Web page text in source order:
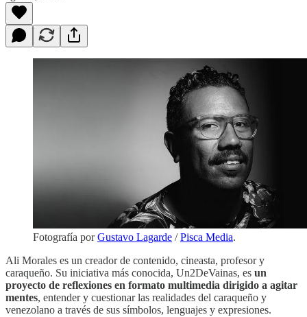
Fotografía porGustavo Lagarde /Pisca Media.
Ali Morales es un creador de contenido, cineasta, profesor y
caraqueño. Su iniciativa más conocida, Un2DeVainas, es un
proyecto de reflexiones en formato multimedia dirigido a agitar
mentes, entender y cuestionar las realidades del caraqueño y
venezolano a través de sus símbolos, lenguajes y expresiones.